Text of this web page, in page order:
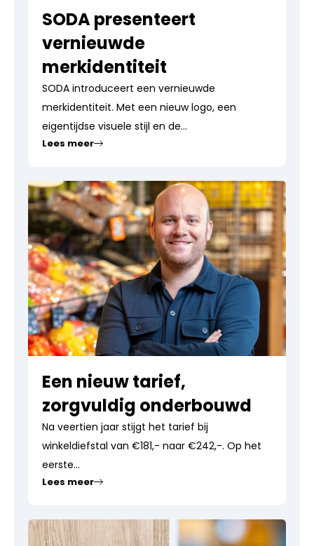
SODA presenteert
vernieuwde
merkidentiteit
SODA introduceert een vernieuwde
merkidentiteit. Met een nieuw logo, een
eigentijdse visuele stijl en de...
Lees meer
Een nieuw tarief,
zorgvuldig onderbouwd
Na veertien jaar stijgt het tarief bij
winkeldiefstal van €181,- naar €242,-. Op het
eerste...
Lees meer